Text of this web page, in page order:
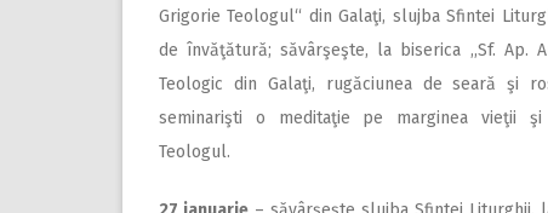
Grigorie Teologul“ din Galaţi, slujba Sfintei
de învăţătură; săvârşeşte, la biserica ,,Sf. Ap.
Teologic din Galaţi, rugăciunea de seară şi
seminarişti o meditaţie pe marginea vieţii
Teologul.